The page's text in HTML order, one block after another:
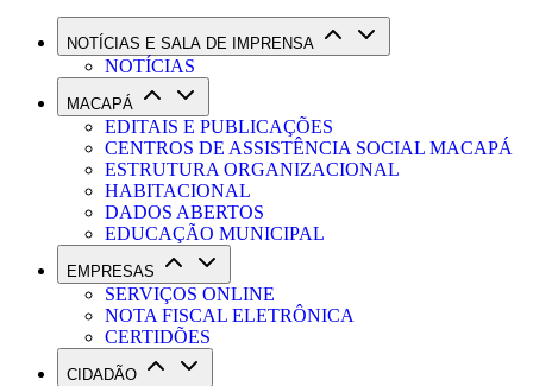
NOTÍCIAS E SALA DE IMPRENSA
NOTÍCIAS
MACAPÁ
EDITAIS E PUBLICAÇÕES
CENTROS DE ASSISTÊNCIA SOCIAL MACAPÁ
ESTRUTURA ORGANIZACIONAL
HABITACIONAL
DADOS ABERTOS
EDUCAÇÃO MUNICIPAL
EMPRESAS
SERVIÇOS ONLINE
NOTA FISCAL ELETRÔNICA
CERTIDÕES
CIDADÃO